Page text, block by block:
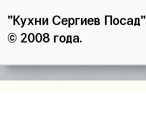
"Кухни Сергиев Посад"
© 2008 года.